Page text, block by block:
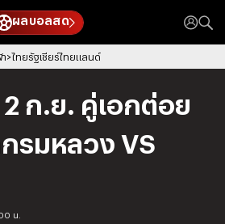
ผลบอลสด
ไทยรัฐเชียร์ไทยแลนด์
ก.ย. คู่เอกต่อย
รมหลวง VS
น.